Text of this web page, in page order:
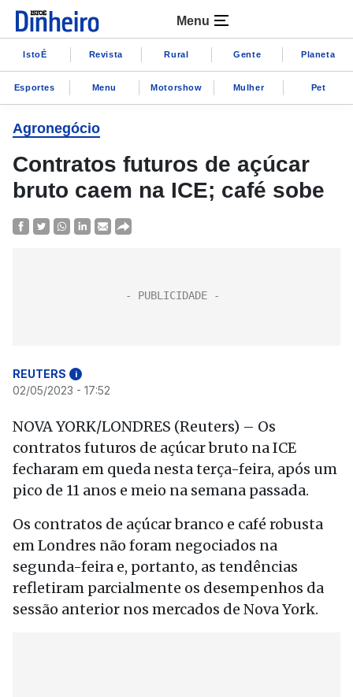
Menu
IstoÉ Revista Rural Gente Planeta
Esportes Menu Motorshow Mulher Pet
Agronegócio
Contratos futuros de açúcar
bruto caem na ICE; café sobe
REUTERS i
02/05/2023 - 17:52
NOVA YORK/LONDRES (Reuters) – Os
contratos futuros de açúcar bruto na ICE
fecharam em queda nesta terça-feira, após um
pico de 11 anos e meio na semana passada.
Os contratos de açúcar branco e café robusta
em Londres não foram negociados na
segunda-feira e, portanto, as tendências
refletiram parcialmente os desempenhos da
sessão anterior nos mercados de Nova York.